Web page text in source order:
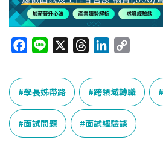
c
e
b
o
o
n
e
r
e
a
d
s
n
k
e
d
I
p
y
L
n
學長姊帶路 跨領域轉職
面試問題 面試經驗談